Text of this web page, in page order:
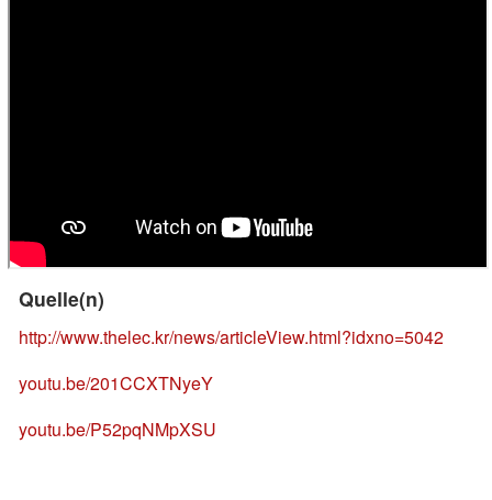
Quelle(n)
http://www.thelec.kr/news/articleView.html?idxno=5042
youtu.be/201CCXTNyeY
youtu.be/P52pqNMpXSU